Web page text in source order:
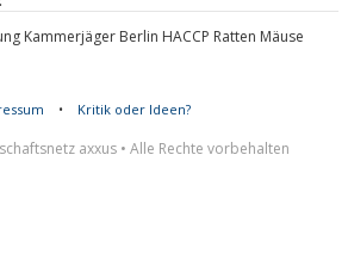
Kammerjäger Berlin HACCP Ratten Mäuse
• Kritik oder Ideen?
axxus • Alle Rechte vorbehalten